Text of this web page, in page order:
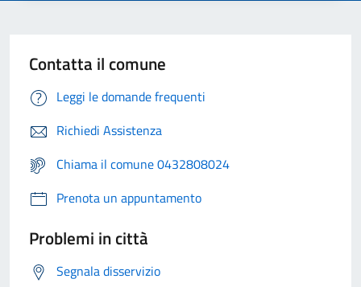
Contatta il comune
Leggi le domande frequenti
Richiedi Assistenza
Chiama il comune 0432808024
Prenota un appuntamento
Problemi in città
Segnala disservizio